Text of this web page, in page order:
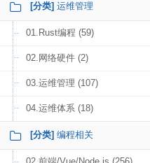
[分类] 运维管理
01.Rust编程 (59)
02.网络硬件 (2)
03.运维管理 (107)
04.运维体系 (18)
[分类] 编程相关